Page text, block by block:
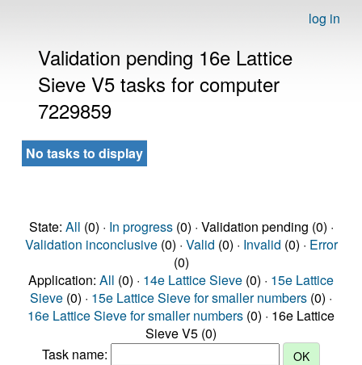
log in
Validation pending 16e Lattice
Sieve V5 tasks for computer
7229859
No tasks to display
State: All (0) · In progress(0) · Validation pending (0) ·
Validation inconclusive(0) · Valid (0) · Invalid (0) · Error
(0)
Application: All (0) · 14e Lattice Sieve (0) · 15e Lattice
Sieve (0) · 15e Lattice Sieve for smaller numbers (0) ·
16e Lattice Sieve for smaller numbers (0) · 16e Lattice
Sieve V5 (0)
Task name: